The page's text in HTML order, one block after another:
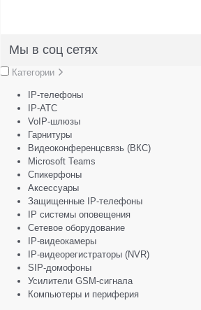
Мы в соц сетях
Категории
IP-телефоны
IP-АТС
VoIP-шлюзы
Гарнитуры
Видеоконференцсвязь (ВКС)
Microsoft Teams
Спикерфоны
Аксессуары
Защищенные IP-телефоны
IP системы оповещения
Сетевое оборудование
IP-видеокамеры
IP-видеорегистраторы (NVR)
SIP-домофоны
Усилители GSM-сигнала
Компьютеры и периферия